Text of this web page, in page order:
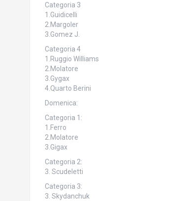
Categoria 3
1.Guidicelli
2.Margoler
3.Gomez J.
Categoria 4
1.Ruggio Williams
2.Molatore
3.Gygax
4.Quarto Berini
Domenica:
Categoria 1:
1.Ferro
2.Molatore
3.Gigax
Categoria 2:
3. Scudeletti
Categoria 3:
3. Skydanchuk